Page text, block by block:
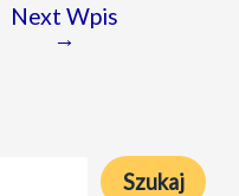
Next Wpis
→
Szukaj